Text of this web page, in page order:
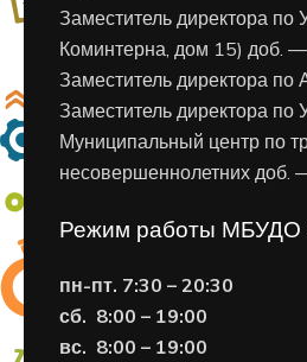
Заместитель директора по
Коминтерна, дом 15) доб. —
Заместитель директора
Заместитель директора
Муниципальный центр по
несовершеннолетних доб.
Режим работы МБУДО
пн-пт. 7:30 – 20:30
сб. 8:00 – 19:00
вс. 8:00 – 19:00